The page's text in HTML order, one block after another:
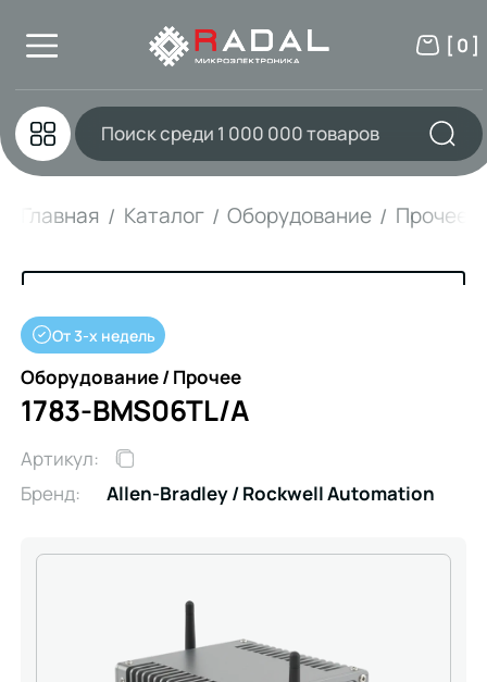
[ 0 ]
Главная Каталог Оборудование Прочее
От 3-х недель
Оборудование / Прочее
1783-BMS06TL/A
Артикул:
Бренд:
Allen-Bradley / Rockwell Automation